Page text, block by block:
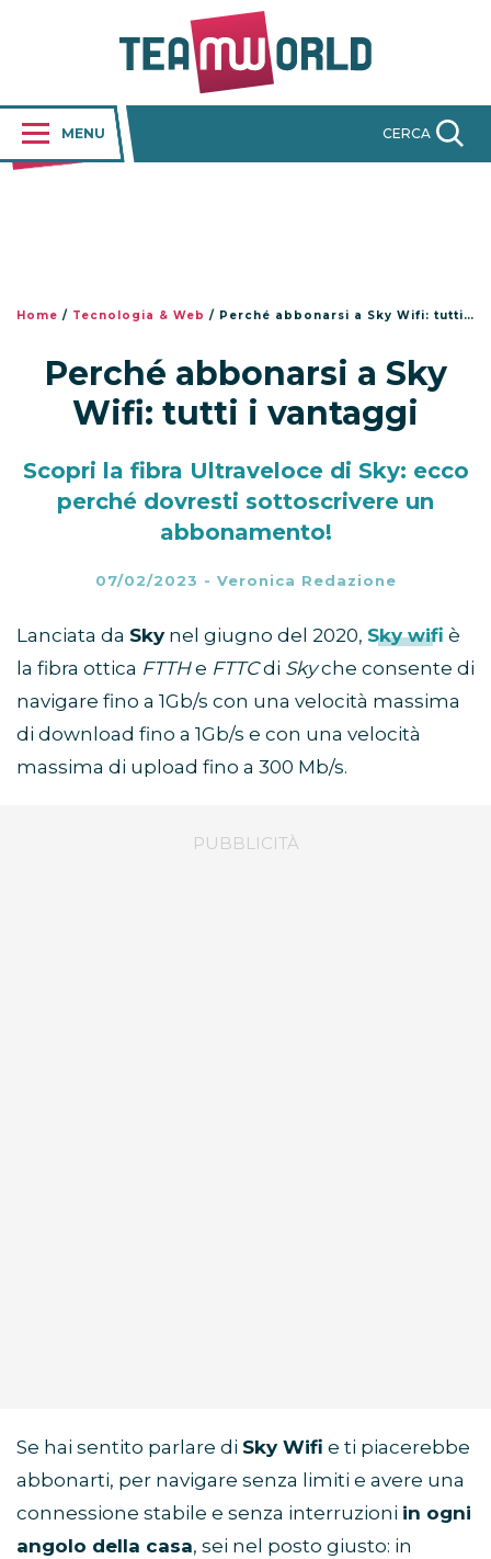
MENU CERCA
Home / Tecnologia & Web / Perché abbonarsi a Sky Wifi: tutti i vantaggi
Perché abbonarsi a Sky
Wifi: tutti i vantaggi
Scopri la fibra Ultraveloce di Sky: ecco
perché dovresti sottoscrivere un
abbonamento!
07/02/2023 - Veronica Redazione
Lanciata da Skynel giugno del 2020, Sky wifi è
la fibra ottica FTTHe FTTCdi Skyche consente di
navigare fino a 1Gb/s con una velocità massima
di download fino a 1Gb/s e con una velocità
massima di upload fino a 300 Mb/s.
Se hai sentito parlare di Sky Wifi e ti piacerebbe
abbonarti, per navigare senza limiti e avere una
connessione stabile e senza interruzioni in ogni
angolo della casa, sei nel posto giusto: in